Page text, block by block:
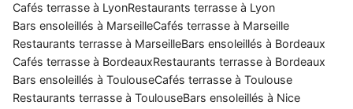
Cafés terrasse à LyonRestaurants terrasse à Lyon
Bars ensoleillés à MarseilleCafés terrasse à Marseille
Restaurants terrasse à MarseilleBars ensoleillés à Bordeaux
Cafés terrasse à BordeauxRestaurants terrasse à Bordeaux
Bars ensoleillés à ToulouseCafés terrasse à Toulouse
Restaurants terrasse à ToulouseBars ensoleillés à Nice